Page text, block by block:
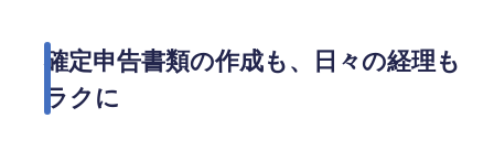
確定申告書類の作成も、日々の経理も
ラクに